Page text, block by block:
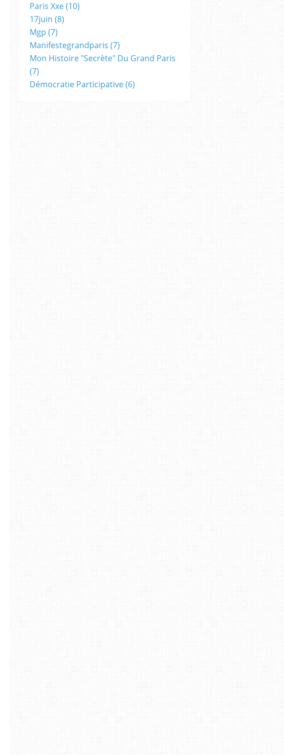
Paris Xxe(10)
17juin (8)
Mgp (7)
Manifestegrandparis (7)
Mon Histoire "secrète" Du Grand Paris
(7)
Démocratie Participative(6)